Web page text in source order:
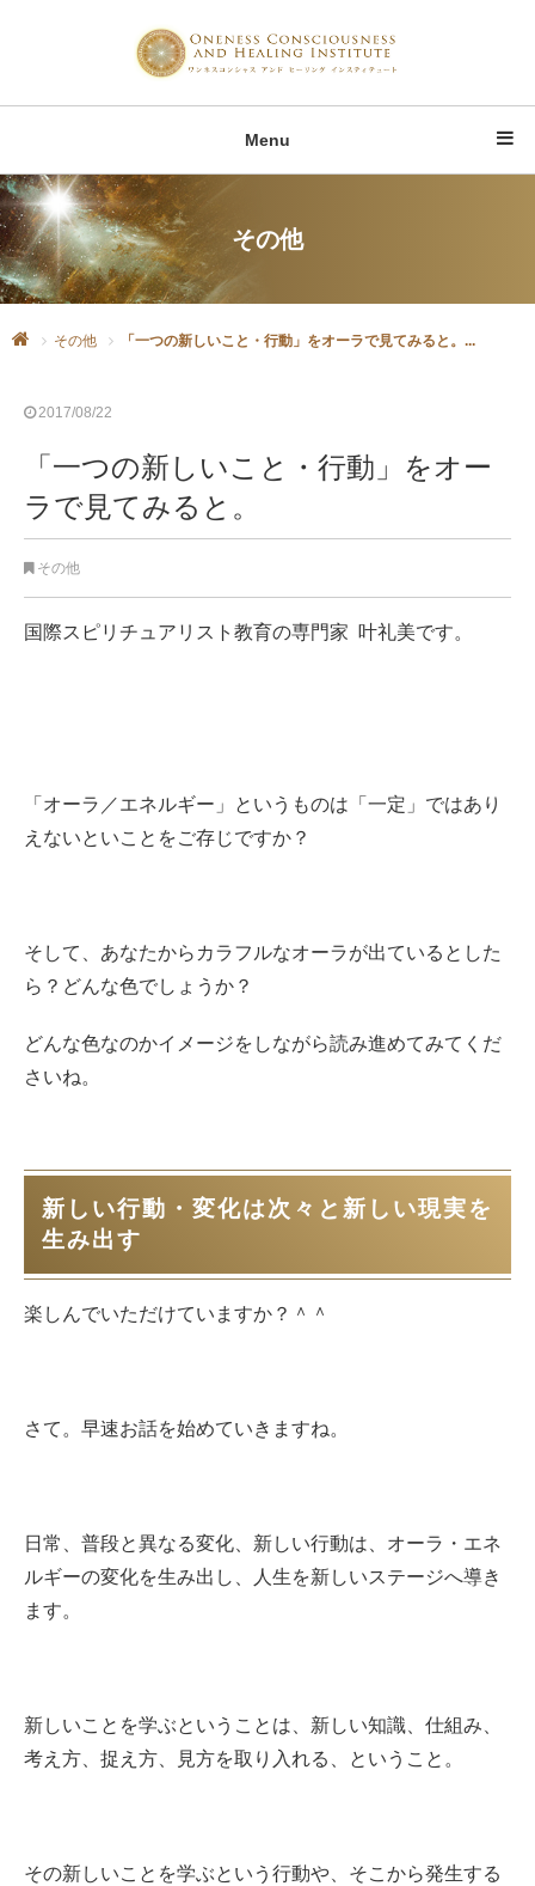
Menu
その他
その他 「一つの新しいこと・行動」をオーラで見てみると。...
2017/08/22
「一つの新しいこと・行動」をオー
ラで見てみると。
その他
国際スピリチュアリスト教育の専門家 叶礼美です。
「オーラ／エネルギー」というものは「一定」ではあり
えないといことをご存じですか？
そして、あなたからカラフルなオーラが出ているとした
ら？どんな色でしょうか？
どんな色なのかイメージをしながら読み進めてみてくだ
さいね。
新しい行動・変化は次々と新しい現実を
生み出す
楽しんでいただけていますか？＾＾
さて。早速お話を始めていきますね。
日常、普段と異なる変化、新しい行動は、オーラ・エネ
ルギーの変化を生み出し、人生を新しいステージへ導き
ます。
新しいことを学ぶということは、新しい知識、仕組み、
考え方、捉え方、見方を取り入れる、ということ。
その新しいことを学ぶという行動や、そこから発生する